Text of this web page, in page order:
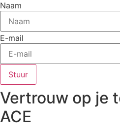
Naam
E-mail
Stuur
Vertrouw op je
ACE